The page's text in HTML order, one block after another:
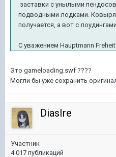
заставки с унылыми
подводными лодками.
получается, а вот с
С уважением Hauptmann Freheit
Это gameloading.swf ????
Могли бы уже сохранить
DiasIre
Участник
4 017 публикаций